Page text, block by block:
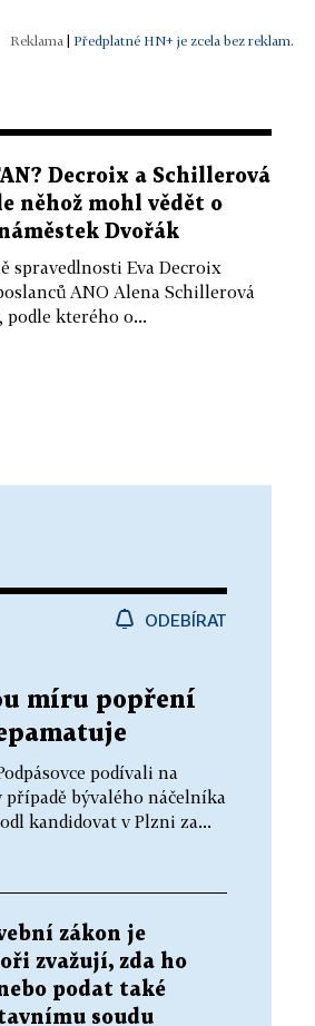
Předplatné HN+ je zcela bez reklam.
Decroix a Schillerová
něhož mohl vědět o
Dvořák
spravedlnosti Eva Decroix
ANO Alena Schillerová
podle kterého o...
ODEBÍRAT
míru popření
podívali na
bývalého náčelníka
kandidovat v Plzni za...
zákon je
zvažují, zda ho
podat také
soudu